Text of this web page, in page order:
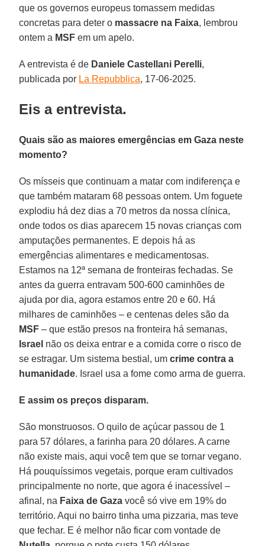
que os governos europeus tomassem medidas
concretas para deter o massacre na Faixa, lembrou
ontem a MSF em um apelo.
A entrevista é de Daniele Castellani Perelli,
publicada por La Repubblica, 17-06-2025.
Eis a entrevista.
Quais são as maiores emergências em Gaza neste
momento?
Os mísseis que continuam a matar com indiferença e
que também mataram 68 pessoas ontem. Um foguete
explodiu há dez dias a 70 metros da nossa clínica,
onde todos os dias aparecem 15 novas crianças com
amputações permanentes. E depois há as
emergências alimentares e medicamentosas.
Estamos na 12ª semana de fronteiras fechadas. Se
antes da guerra entravam 500-600 caminhões de
ajuda por dia, agora estamos entre 20 e 60. Há
milhares de caminhões – e centenas deles são da
MSF – que estão presos na fronteira há semanas,
Israel não os deixa entrar e a comida corre o risco de
se estragar. Um sistema bestial, umcrime contra a
humanidade. Israel usa a fome como arma de guerra.
E assim os preços disparam.
São monstruosos. O quilo de açúcar passou de 1
para 57 dólares, a farinha para 20 dólares. A carne
não existe mais, aqui você tem que se tornar vegano.
Há pouquíssimos vegetais, porque eram cultivados
principalmente no norte, que agora é inacessível –
afinal, na Faixa de Gaza você só vive em 19% do
território. Aqui no bairro tinha uma pizzaria, mas teve
que fechar. E é melhor não ficar com vontade de